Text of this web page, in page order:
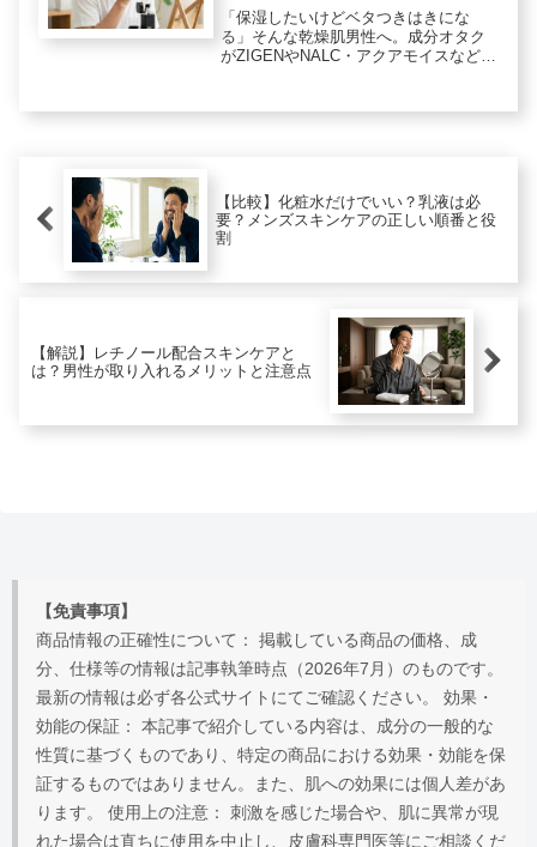
底比較
「保湿したいけどベタつきはきにな
る」そんな乾燥肌男性へ。成分オタク
がZIGENやNALC・アクアモイスなど、
乾燥・テカリ対策に理想的な「本命の1
【比較】化粧水だけでいい？乳液は必
要？メンズスキンケアの正しい順番と役
割
【解説】レチノール配合スキンケアと
は？男性が取り入れるメリットと注意点
【免責事項】
商品情報の正確性について： 掲載している商品の価格、成
分、仕様等の情報は記事執筆時点（2026年7月）のものです。
最新の情報は必ず各公式サイトにてご確認ください。 効果・
効能の保証： 本記事で紹介している内容は、成分の一般的な
性質に基づくものであり、特定の商品における効果・効能を保
証するものではありません。また、肌への効果には個人差があ
ります。 使用上の注意： 刺激を感じた場合や、肌に異常が現
れた場合は直ちに使用を中止し、皮膚科専門医等にご相談くだ